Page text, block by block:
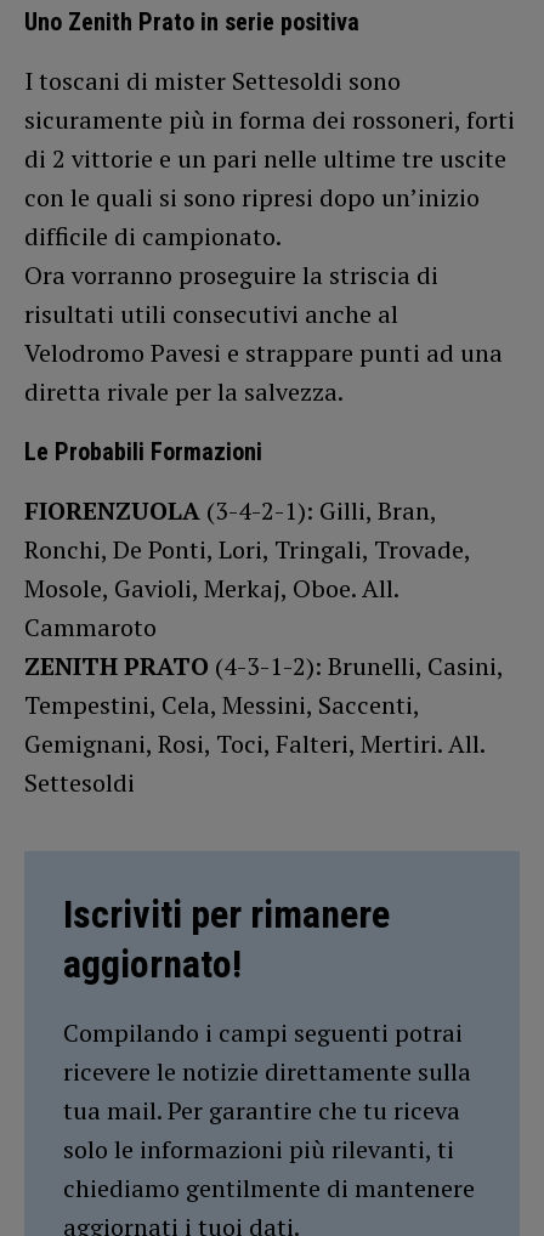
Uno Zenith Prato in serie positiva
I toscani di mister Settesoldi sono
sicuramente più in forma dei rossoneri, forti
di 2 vittorie e un pari nelle ultime tre uscite
con le quali si sono ripresi dopo un’inizio
difficile di campionato.
Ora vorranno proseguire la striscia di
risultati utili consecutivi anche al
Velodromo Pavesi e strappare punti ad una
diretta rivale per la salvezza.
Le Probabili Formazioni
FIORENZUOLA (3-4-2-1): Gilli, Bran,
Ronchi, De Ponti, Lori, Tringali, Trovade,
Mosole, Gavioli, Merkaj, Oboe. All.
Cammaroto
ZENITH PRATO (4-3-1-2): Brunelli, Casini,
Tempestini, Cela, Messini, Saccenti,
Gemignani, Rosi, Toci, Falteri, Mertiri. All.
Settesoldi
Iscriviti per rimanere
aggiornato!
Compilando i campi seguenti potrai
ricevere le notizie direttamente sulla
tua mail. Per garantire che tu riceva
solo le informazioni più rilevanti, ti
chiediamo gentilmente di mantenere
aggiornati i tuoi dati.